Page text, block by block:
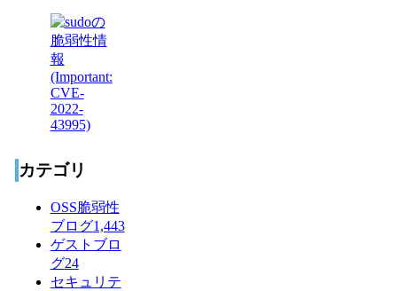
カテゴリ
OSS脆弱性
ブログ1,443
ゲストブロ
グ24
セキュリテ